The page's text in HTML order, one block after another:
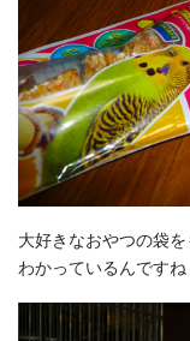
大好きなおやつの袋
わかっているんですね